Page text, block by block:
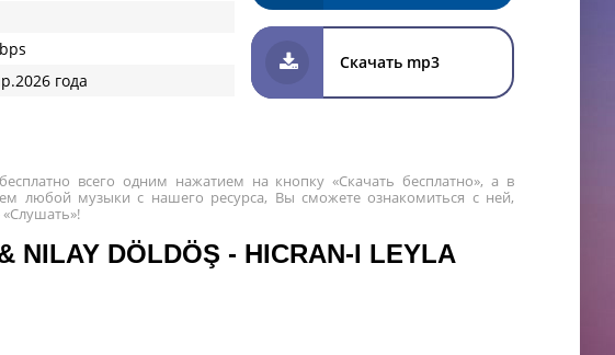
года
Скачать mp3
всего одним нажатием на кнопку «Скачать бесплатно», а в
любой музыки с нашего ресурса, Вы сможете ознакомиться с ней,
«Слушать»!
DÖLDÖŞ - HICRAN-I LEYLA